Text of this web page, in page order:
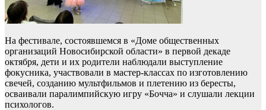
На фестивале, состоявшемся в «Доме общественных
организаций Новосибирской области» в первой декаде
октября, дети и их родители наблюдали выступление
фокусника, участвовали в мастер-классах по изготовлению
свечей, созданию мультфильмов и плетению из бересты,
осваивали паралимпийскую игру «Бочча» и слушали лекции
психологов.